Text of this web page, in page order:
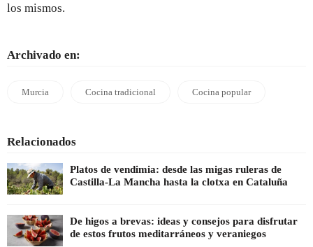
los mismos.
Archivado en:
Murcia Cocina tradicional Cocina popular
Relacionados
Platos de vendimia: desde las migas ruleras de
Castilla-La Mancha hasta la clotxa en Cataluña
De higos a brevas: ideas y consejos para disfrutar
de estos frutos meditarráneos y veraniegos